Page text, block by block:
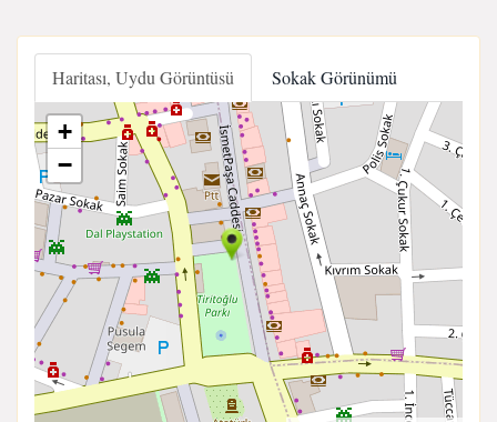
Haritası, Uydu Görüntüsü Sokak Görünümü
+
−